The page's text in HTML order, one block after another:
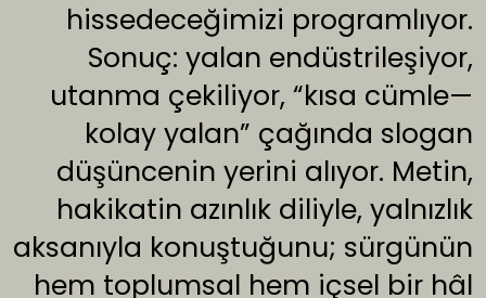
hissedeceğimizi programlıyor.
Sonuç: yalan endüstrileşiyor,
utanma çekiliyor, “kısa cümle—
kolay yalan” çağında slogan
düşüncenin yerini alıyor. Metin,
hakikatin azınlık diliyle, yalnızlık
aksanıyla konuştuğunu; sürgünün
hem toplumsal hem içsel bir hâl